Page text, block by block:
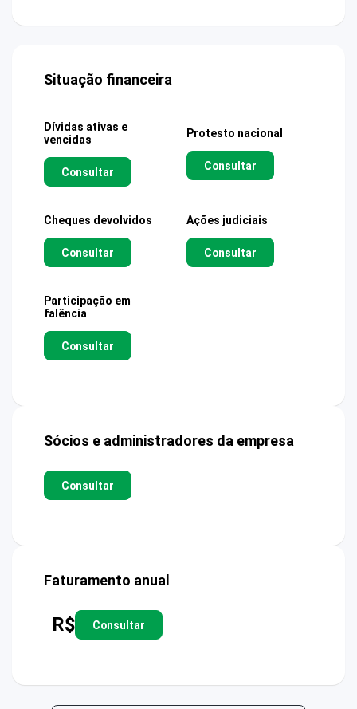
Situação financeira
Dívidas ativas e
vencidas
Consultar
Protesto nacional
Consultar
Cheques devolvidos
Consultar
Ações judiciais
Consultar
Participação em
falência
Consultar
Sócios e administradores da empresa
Consultar
Faturamento anual
R$ Consultar